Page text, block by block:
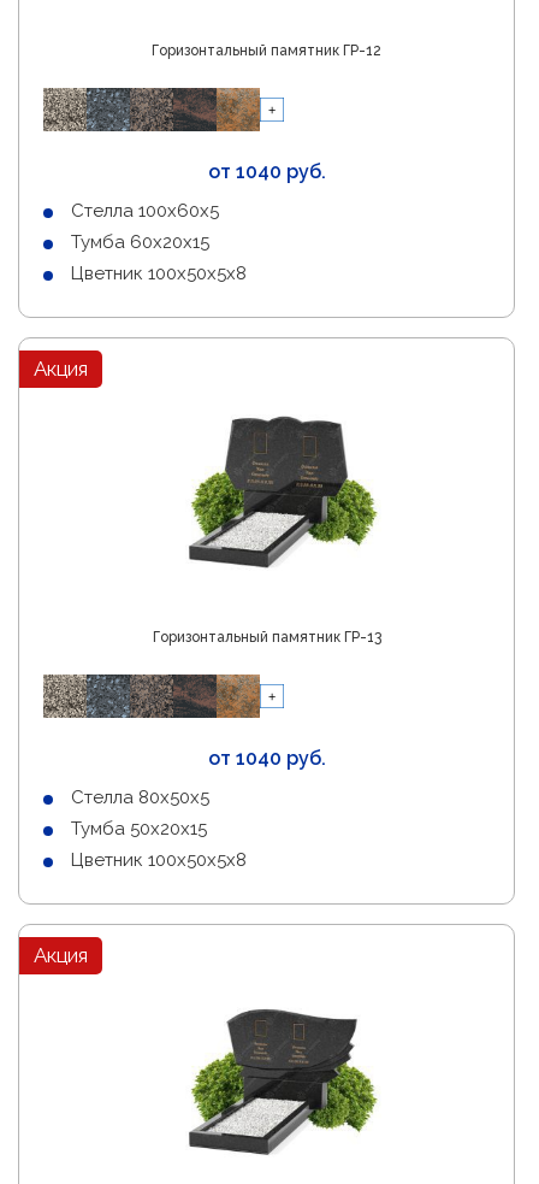
Горизонтальный памятник ГР-12
от 1040 руб.
Стелла 100х60х5
Тумба 60х20х15
Цветник 100х50х5х8
Акция
Горизонтальный памятник ГР-13
от 1040 руб.
Стелла 80х50х5
Тумба 50х20х15
Цветник 100х50х5х8
Акция